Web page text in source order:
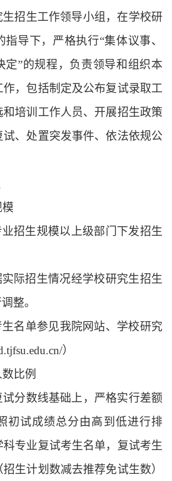
生招生工作领导小组，在学校研
指导下， 严格执行“集体议事、
”的规程， 负责领导和组织本
，包括制定及公布复试录取工
培训工作人员、开展招生政策
、处置突发事件、依法依规公
招生规模以上级部门下发招生
际招生情况经学校研究生招生
整。
名单参见我院网站、学校研究
.cn/）
比例
试分数线基础上，严格实行差额
初试成绩总分由高到低进行排
专业复试考生名单，复试考生
生计划数减去推荐免试生数）